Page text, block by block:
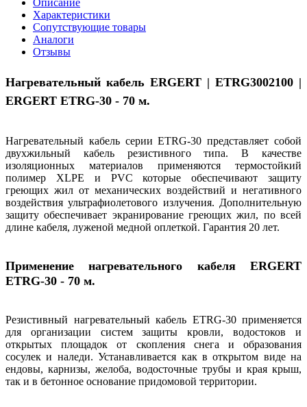
Характеристики
Сопутствующие товары
Аналоги
Отзывы
Нагревательный кабель ERGERT | ETRG3002100 |
ERGERT ETRG-30 - 70 м.
Нагревательный кабель серии ETRG-30 представляет собой
двухжильный кабель резистивного типа. В качестве
изоляционных материалов применяются термостойкий
полимер XLPE и PVC которые обеспечивают защиту
греющих жил от механических воздействий и негативного
воздействия ультрафиолетового излучения. Дополнительную
защиту обеспечивает экранирование греющих жил, по всей
длине кабеля, луженой медной оплеткой. Гарантия 20 лет.
Применение нагревательного кабеля ERGERT
ETRG-30 - 70 м.
Резистивный нагревательный кабель ETRG-30 применяется
для организации систем защиты кровли, водостоков и
открытых площадок от скопления снега и образования
сосулек и наледи. Устанавливается как в открытом виде на
ендовы, карнизы, желоба, водосточные трубы и края крыш,
так и в бетонное основание придомовой территории.